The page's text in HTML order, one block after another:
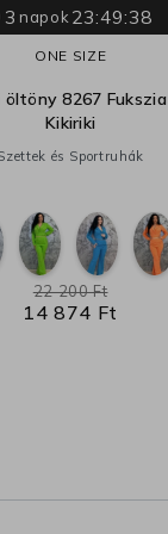
3 napok23:49:37
ONE SIZE
öltöny 8267 Fukszia
Kikiriki
és Sportruhák
14 874 Ft
22 200 Ft